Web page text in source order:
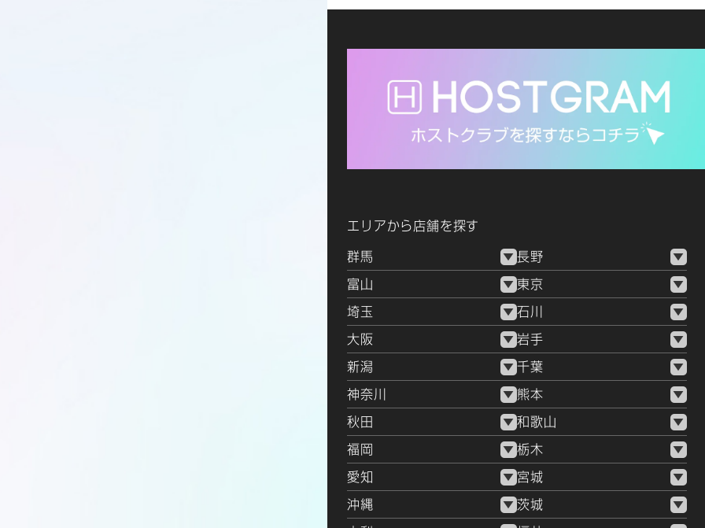
エリアから店舗を探す
群馬 長野
富山 東京
埼玉 石川
大阪 岩手
新潟 千葉
神奈川 熊本
秋田 和歌山
福岡 栃木
愛知 宮城
沖縄 茨城